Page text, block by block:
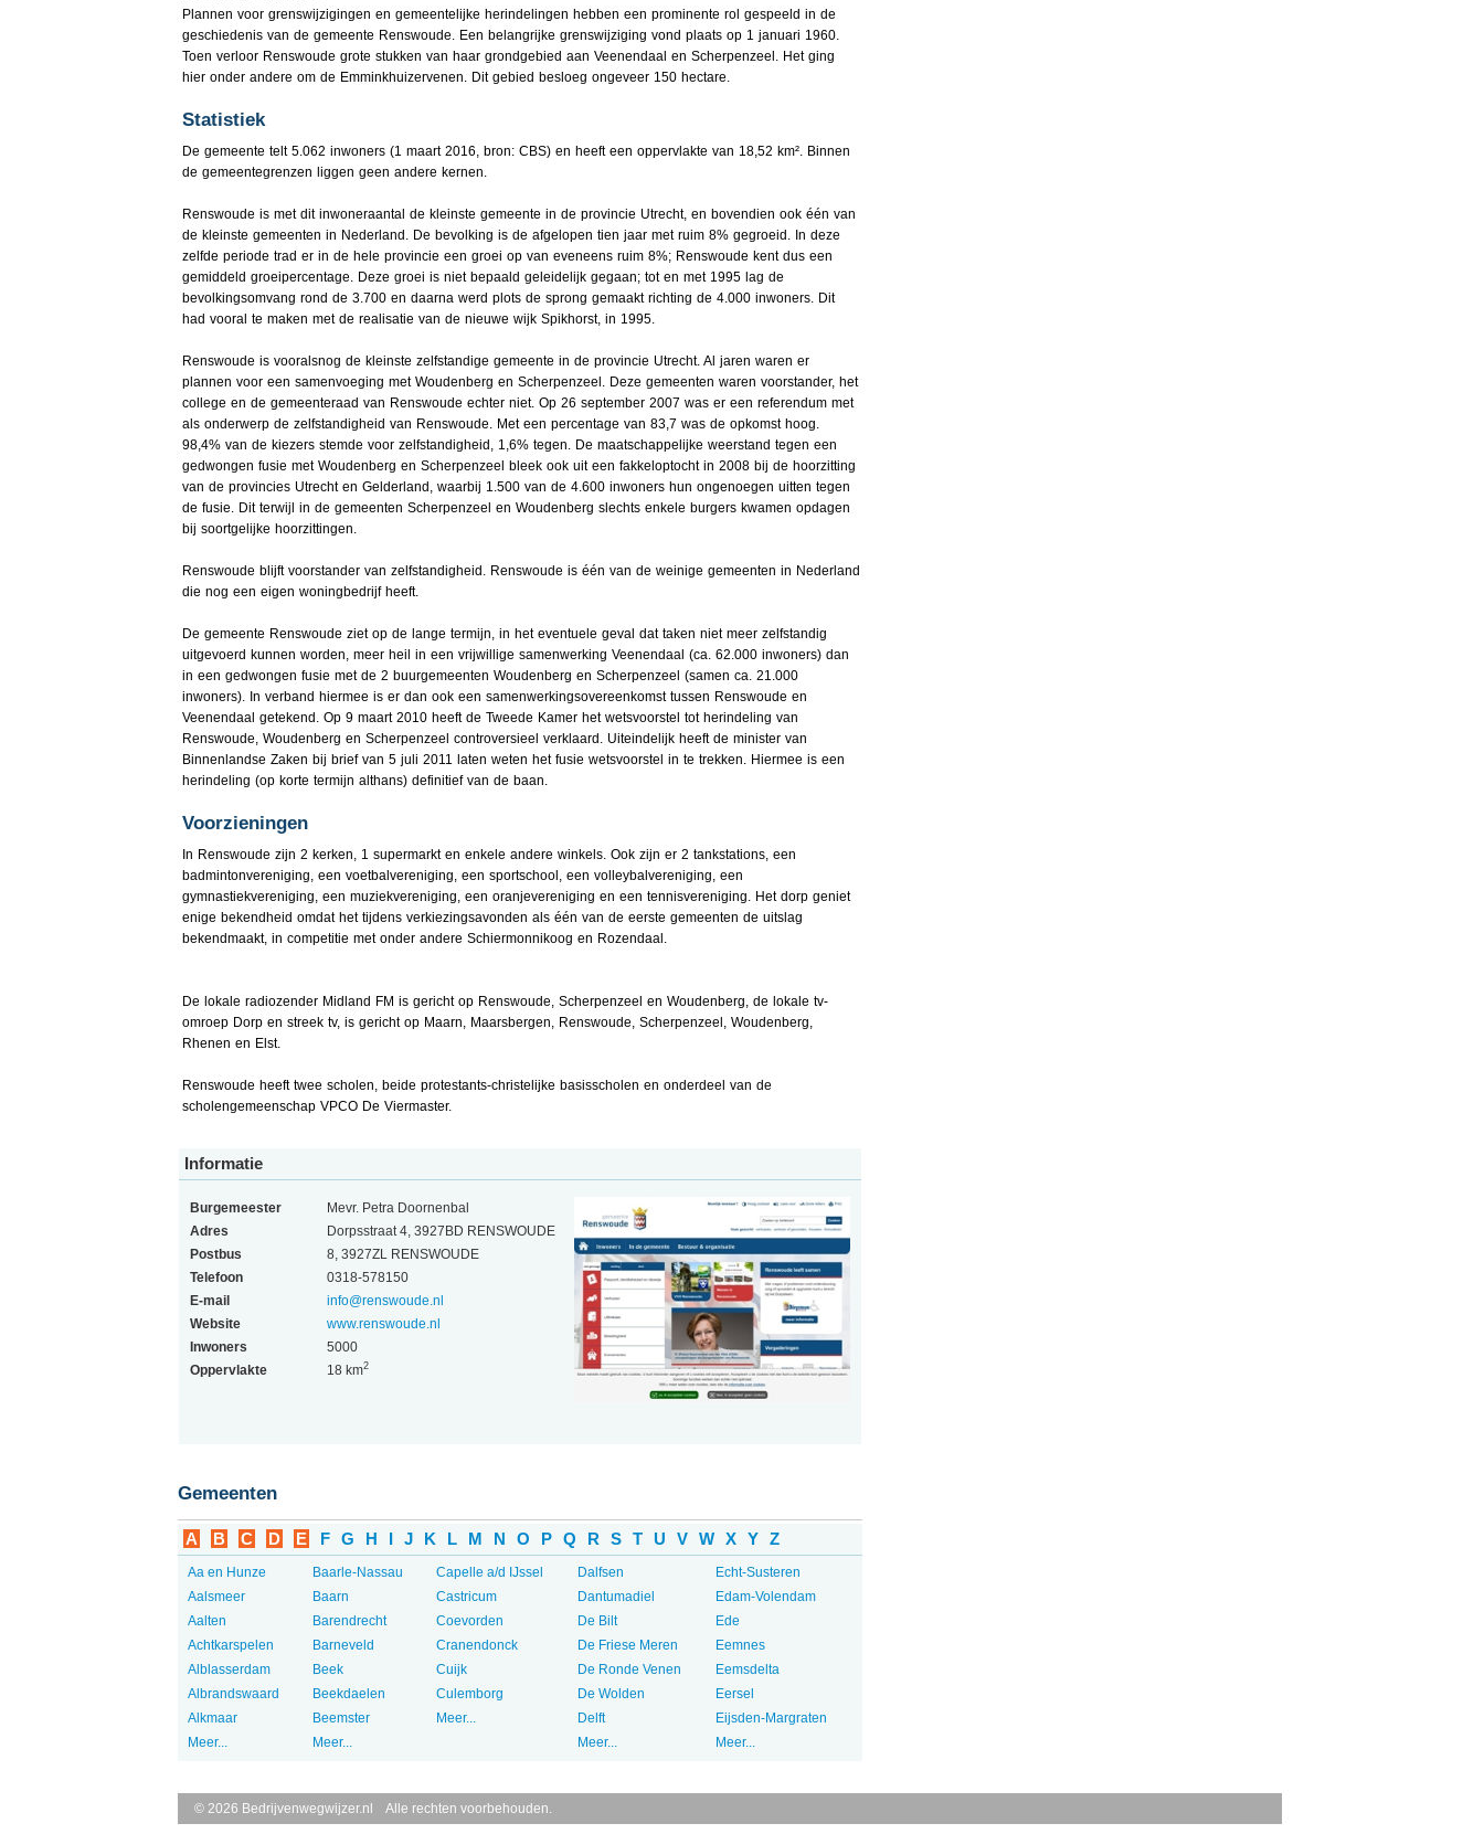
Plannen voor grenswijzigingen en gemeentelijke herindelingen hebben een prominente rol gespeeld in de
geschiedenis van de gemeente Renswoude. Een belangrijke grenswijziging vond plaats op 1 januari 1960.
Toen verloor Renswoude grote stukken van haar grondgebied aan Veenendaal en Scherpenzeel. Het ging
hier onder andere om de Emminkhuizervenen. Dit gebied besloeg ongeveer 150 hectare.
Statistiek
De gemeente telt 5.062 inwoners (1 maart 2016, bron: CBS) en heeft een oppervlakte van 18,52 km². Binnen
de gemeentegrenzen liggen geen andere kernen.
Renswoude is met dit inwoneraantal de kleinste gemeente in de provincie Utrecht, en bovendien ook één van
de kleinste gemeenten in Nederland. De bevolking is de afgelopen tien jaar met ruim 8% gegroeid. In deze
zelfde periode trad er in de hele provincie een groei op van eveneens ruim 8%; Renswoude kent dus een
gemiddeld groeipercentage. Deze groei is niet bepaald geleidelijk gegaan; tot en met 1995 lag de
bevolkingsomvang rond de 3.700 en daarna werd plots de sprong gemaakt richting de 4.000 inwoners. Dit
had vooral te maken met de realisatie van de nieuwe wijk Spikhorst, in 1995.
Renswoude is vooralsnog de kleinste zelfstandige gemeente in de provincie Utrecht. Al jaren waren er
plannen voor een samenvoeging met Woudenberg en Scherpenzeel. Deze gemeenten waren voorstander, het
college en de gemeenteraad van Renswoude echter niet. Op 26 september 2007 was er een referendum met
als onderwerp de zelfstandigheid van Renswoude. Met een percentage van 83,7 was de opkomst hoog.
98,4% van de kiezers stemde voor zelfstandigheid, 1,6% tegen. De maatschappelijke weerstand tegen een
gedwongen fusie met Woudenberg en Scherpenzeel bleek ook uit een fakkeloptocht in 2008 bij de hoorzitting
van de provincies Utrecht en Gelderland, waarbij 1.500 van de 4.600 inwoners hun ongenoegen uitten tegen
de fusie. Dit terwijl in de gemeenten Scherpenzeel en Woudenberg slechts enkele burgers kwamen opdagen
bij soortgelijke hoorzittingen.
Renswoude blijft voorstander van zelfstandigheid. Renswoude is één van de weinige gemeenten in Nederland
die nog een eigen woningbedrijf heeft.
De gemeente Renswoude ziet op de lange termijn, in het eventuele geval dat taken niet meer zelfstandig
uitgevoerd kunnen worden, meer heil in een vrijwillige samenwerking Veenendaal (ca. 62.000 inwoners) dan
in een gedwongen fusie met de 2 buurgemeenten Woudenberg en Scherpenzeel (samen ca. 21.000
inwoners). In verband hiermee is er dan ook een samenwerkingsovereenkomst tussen Renswoude en
Veenendaal getekend. Op 9 maart 2010 heeft de Tweede Kamer het wetsvoorstel tot herindeling van
Renswoude, Woudenberg en Scherpenzeel controversieel verklaard. Uiteindelijk heeft de minister van
Binnenlandse Zaken bij brief van 5 juli 2011 laten weten het fusie wetsvoorstel in te trekken. Hiermee is een
herindeling (op korte termijn althans) definitief van de baan.
Voorzieningen
In Renswoude zijn 2 kerken, 1 supermarkt en enkele andere winkels. Ook zijn er 2 tankstations, een
badmintonvereniging, een voetbalvereniging, een sportschool, een volleybalvereniging, een
gymnastiekvereniging, een muziekvereniging, een oranjevereniging en een tennisvereniging. Het dorp geniet
enige bekendheid omdat het tijdens verkiezingsavonden als één van de eerste gemeenten de uitslag
bekendmaakt, in competitie met onder andere Schiermonnikoog en Rozendaal.
De lokale radiozender Midland FM is gericht op Renswoude, Scherpenzeel en Woudenberg, de lokale tv-
omroep Dorp en streek tv, is gericht op Maarn, Maarsbergen, Renswoude, Scherpenzeel, Woudenberg,
Rhenen en Elst.
Renswoude heeft twee scholen, beide protestants-christelijke basisscholen en onderdeel van de
scholengemeenschap VPCO De Viermaster.
Informatie
Burgemeester
Mevr. Petra Doornenbal
Adres
Dorpsstraat 4, 3927BD RENSWOUDE
Postbus
8, 3927ZL RENSWOUDE
Telefoon
0318-578150
E-mail
info@renswoude.nl
Website
www.renswoude.nl
Inwoners
5000
Oppervlakte
18 km2
Gemeenten
A B C D E F G H I J K L M N O P Q R S T U V W X Y Z
Aa en Hunze
Aalsmeer
Aalten
Achtkarspelen
Alblasserdam
Albrandswaard
Alkmaar
Meer...
Baarle-Nassau
Baarn
Barendrecht
Barneveld
Beek
Beekdaelen
Beemster
Meer...
Capelle a/d IJssel
Castricum
Coevorden
Cranendonck
Cuijk
Culemborg
Meer...
Dalfsen
Dantumadiel
De Bilt
De Friese Meren
De Ronde Venen
De Wolden
Delft
Meer...
Echt-Susteren
Edam-Volendam
Ede
Eemnes
Eemsdelta
Eersel
Eijsden-Margraten
Meer...
© 2026 Bedrijvenwegwijzer.nl Alle rechten voorbehouden.